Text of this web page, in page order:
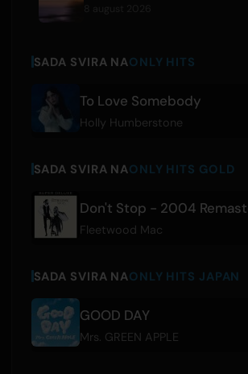
SADA SVIRA NAONLY HITS
To Love Somebody
Holly Humberstone
SADA SVIRA NAONLY HITS GOLD
Don't Stop - 2004
Fleetwood Mac
SADA SVIRA NAONLY HITS JAPAN
GOOD DAY
Mrs. GREEN APPLE